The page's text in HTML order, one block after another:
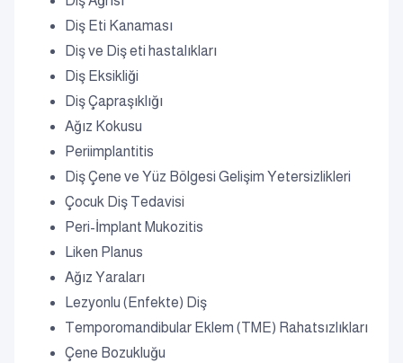
Diş Eti Kanaması
Diş ve Diş eti hastalıkları
Diş Eksikliği
Diş Çapraşıklığı
Ağız Kokusu
Periimplantitis
Diş Çene ve Yüz Bölgesi Gelişim Yetersizlikleri
Çocuk Diş Tedavisi
Peri-İmplant Mukozitis
Liken Planus
Ağız Yaraları
Lezyonlu (Enfekte) Diş
Temporomandibular Eklem (TME) Rahatsızlıkları
Çene Bozukluğu